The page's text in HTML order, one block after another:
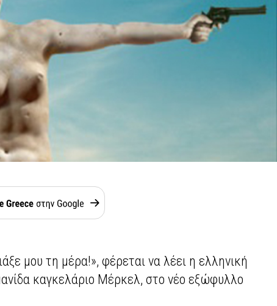
μου τη μέρα!», φέρεται να λέει η ελληνική
καγκελάριο Μέρκελ, στο νέο εξώφυλλο